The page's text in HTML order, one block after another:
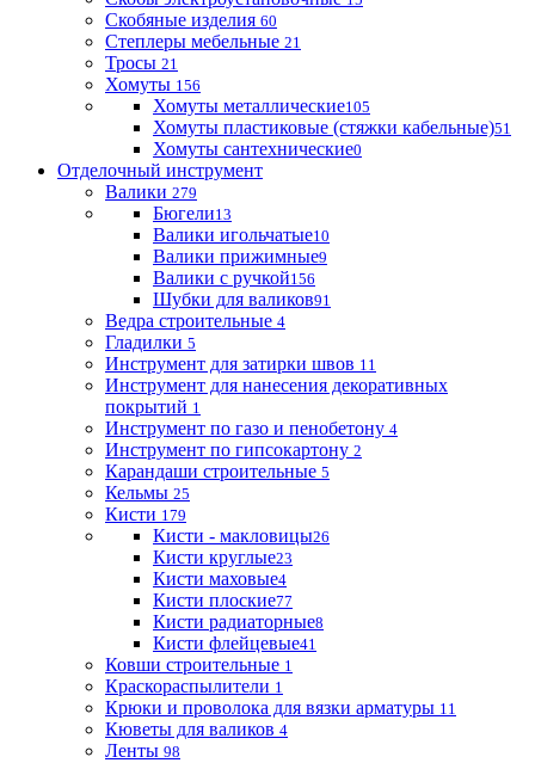
Скобяные изделия 60
Степлеры мебельные 21
Тросы 21
Хомуты 156
Хомуты металлические105
Хомуты пластиковые (стяжки кабельные)51
Хомуты сантехнические0
Отделочный инструмент
Валики 279
Бюгели13
Валики игольчатые10
Валики прижимные9
Валики с ручкой156
Шубки для валиков91
Ведра строительные 4
Гладилки 5
Инструмент для затирки швов 11
Инструмент для нанесения декоративных
покрытий 1
Инструмент по газо и пенобетону 4
Инструмент по гипсокартону 2
Карандаши строительные 5
Кельмы 25
Кисти 179
Кисти - макловицы26
Кисти круглые23
Кисти маховые4
Кисти плоские77
Кисти радиаторные8
Кисти флейцевые41
Ковши строительные 1
Краскораспылители 1
Крюки и проволока для вязки арматуры 11
Кюветы для валиков 4
Ленты 98